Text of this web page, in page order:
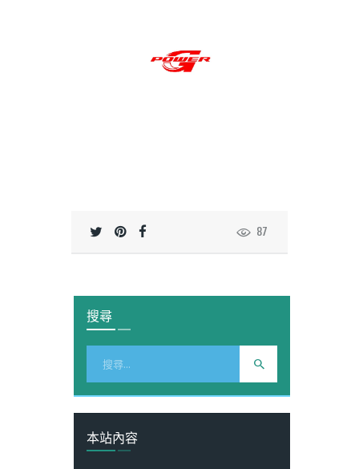
87
搜尋
關
鍵
字:
本站內容